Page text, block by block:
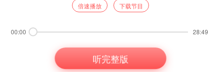
倍速播放 下载节目
00:00 28:49
听完整版